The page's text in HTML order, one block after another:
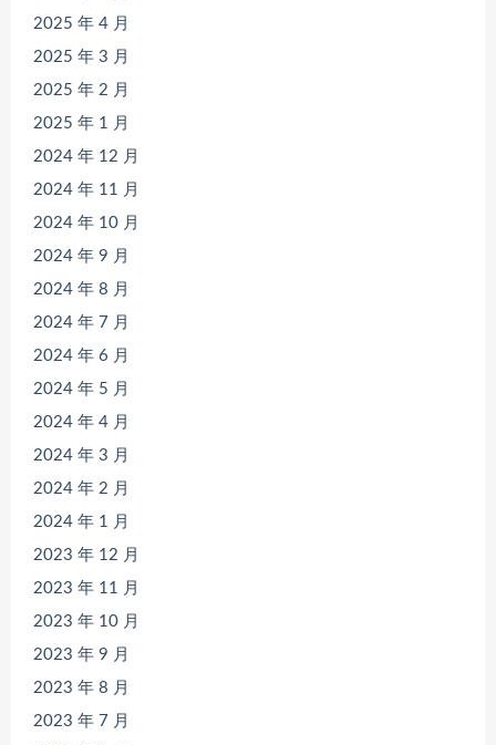
2025 年 4 月
2025 年 3 月
2025 年 2 月
2025 年 1 月
2024 年 12 月
2024 年 11 月
2024 年 10 月
2024 年 9 月
2024 年 8 月
2024 年 7 月
2024 年 6 月
2024 年 5 月
2024 年 4 月
2024 年 3 月
2024 年 2 月
2024 年 1 月
2023 年 12 月
2023 年 11 月
2023 年 10 月
2023 年 9 月
2023 年 8 月
2023 年 7 月